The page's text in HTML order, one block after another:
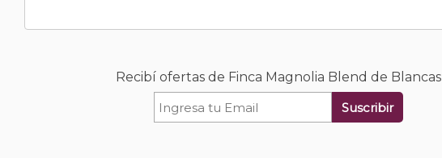
Recibí ofertas de Finca Magnolia Blend de Blancas
Suscribir